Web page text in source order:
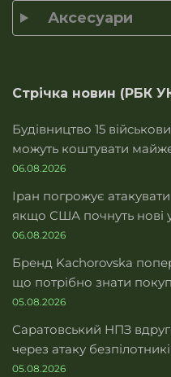
Аксесуари
Стрічка новин (РБК
Будівництво 15
можуть коштувати
06.08.2026
Іран погрожує
якщо США почнуть нові
06.08.2026
Бренд Kachorovska
що потрібно знати
05.08.2026
Саратовський НПЗ
через атаку
05.08.2026